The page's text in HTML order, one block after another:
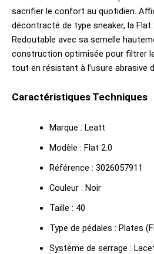
sacrifier le confort au quotidien.
décontracté de type sneaker, la
Redoutable avec sa semelle
construction optimisée pour filtrer
tout en résistant à l’usure abrasive
Caractéristiques Techniques
Marque : Leatt
Modèle : Flat 2.0
Référence : 3026057911
Couleur : Noir
Taille : 40
Type de pédales : Plates
Système de serrage :